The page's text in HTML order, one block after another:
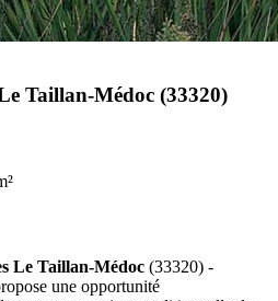
Taillan-Médoc (33320)
Le Taillan-Médoc (33320) -
une opportunité